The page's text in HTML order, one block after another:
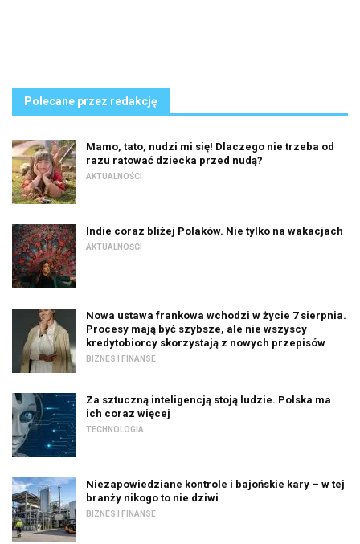
Polecane przez redakcję
Mamo, tato, nudzi mi się! Dlaczego nie trzeba od
razu ratować dziecka przed nudą?
AKTUALNOŚCI
Indie coraz bliżej Polaków. Nie tylko na wakacjach
AKTUALNOŚCI
Nowa ustawa frankowa wchodzi w życie 7 sierpnia.
Procesy mają być szybsze, ale nie wszyscy
kredytobiorcy skorzystają z nowych przepisów
BIZNES I FINANSE
Za sztuczną inteligencją stoją ludzie. Polska ma
ich coraz więcej
TECHNOLOGIA
Niezapowiedziane kontrole i bajońskie kary – w tej
branży nikogo to nie dziwi
BIZNES I FINANSE